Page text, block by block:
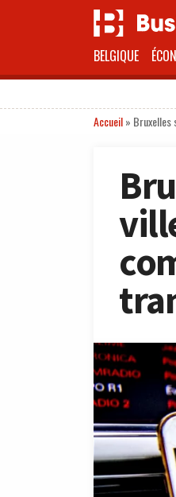
BELGIQUE
Accueil» Bruxelles